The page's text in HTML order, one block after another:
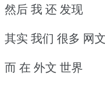
然后 我 还 发现
其实 我们 很多 网
而 在 外文 世界